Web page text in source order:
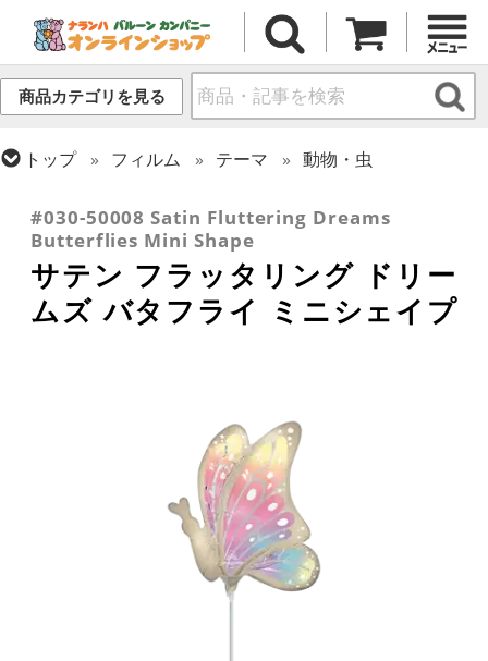
商品カテゴリを見る
トップ フィルム テーマ
動物・虫
スプリング(春)・イースター
#030-50008 Satin Fluttering Dreams
Butterflies Mini Shape
サテン フラッタリング ドリー
ムズ バタフライ ミニシェイプ